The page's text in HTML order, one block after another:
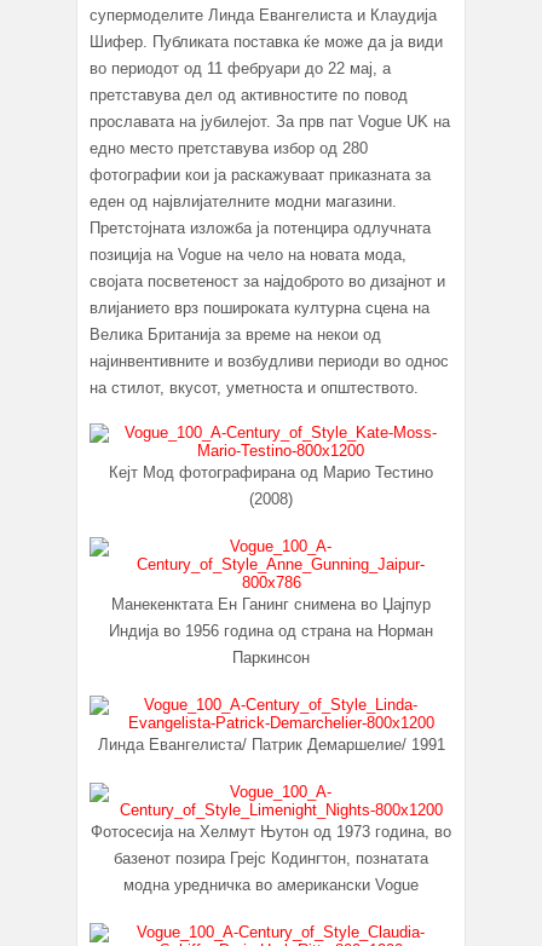
супермоделите Линда Евангелиста и Клаудија
Шифер. Публиката поставка ќе може да ја види
во периодот од 11 фебруари до 22 мај, а
претставува дел од активностите по повод
прославата на јубилејот. За прв пат Vogue UK на
едно место претставува избор од 280
фотографии кои ја раскажуваат приказната за
еден од највлијателните модни магазини.
Претстојната изложба ја потенцира одлучната
позиција на Vogue на чело на новата мода,
својата посветеност за најдоброто во дизајнот и
влијанието врз пошироката културна сцена на
Велика Британија за време на некои од
најинвентивните и возбудливи периоди во однос
на стилот, вкусот, уметноста и општеството.
Кејт Мод фотографирана од Марио Тестино
(2008)
Манекенктата Ен Ганинг снимена во Џајпур
Индија во 1956 година од страна на Норман
Паркинсон
Линда Евангелиста/ Патрик Демаршелие/ 1991
Фотосесија на Хелмут Њутон од 1973 година, во
базенот позира Грејс Кодингтон, познатата
модна уредничка во американски Vogue